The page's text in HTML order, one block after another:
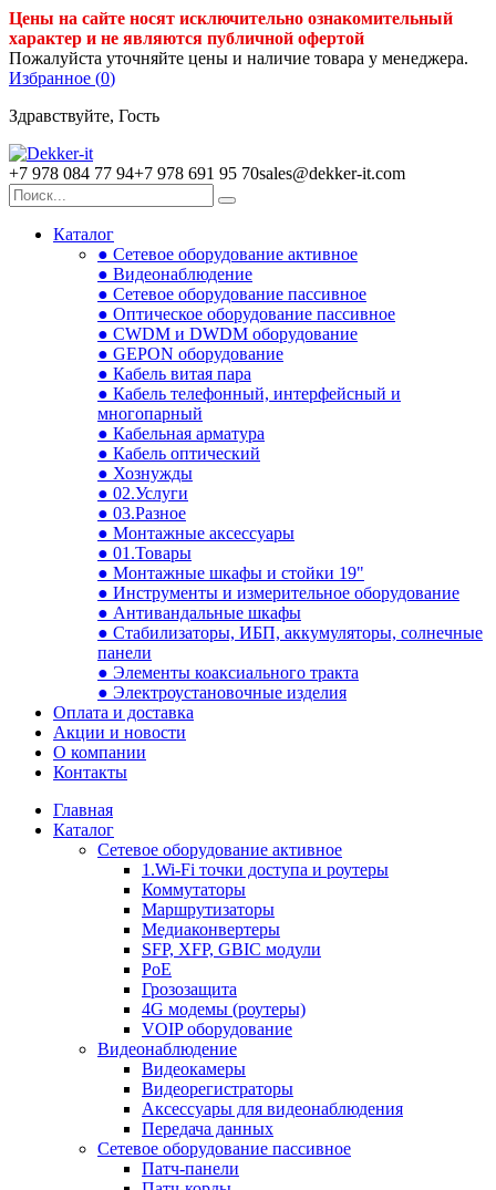
Цены на сайте носят исключительно ознакомительный
характер и не являются публичной офертой
Пожалуйста уточняйте цены и наличие товара у менеджера.
Избранное (0)
Здравствуйте, Гость
+7 978 084 77 94+7 978 691 95 70sales@dekker-it.com
Каталог
● Сетевое оборудование активное
● Видеонаблюдение
● Сетевое оборудование пассивное
● Оптическое оборудование пассивное
● CWDM и DWDM оборудование
● GEPON оборудование
● Кабель витая пара
● Кабель телефонный, интерфейсный и
многопарный
● Кабельная арматура
● Кабель оптический
● Хознужды
● 02.Услуги
● 03.Разное
● Монтажные аксессуары
● 01.Товары
● Монтажные шкафы и стойки 19"
● Инструменты и измерительное оборудование
● Антивандальные шкафы
● Стабилизаторы, ИБП, аккумуляторы, солнечные
панели
● Элементы коаксиального тракта
● Электроустановочные изделия
Оплата и доставка
Акции и новости
О компании
Контакты
Главная
Каталог
Сетевое оборудование активное
1.Wi-Fi точки доступа и роутеры
Коммутаторы
Маршрутизаторы
Медиаконвертеры
SFP, XFP, GBIC модули
PoE
Грозозащита
4G модемы (роутеры)
VOIP оборудование
Видеонаблюдение
Видеокамеры
Видеорегистраторы
Аксессуары для видеонаблюдения
Передача данных
Сетевое оборудование пассивное
Патч-панели